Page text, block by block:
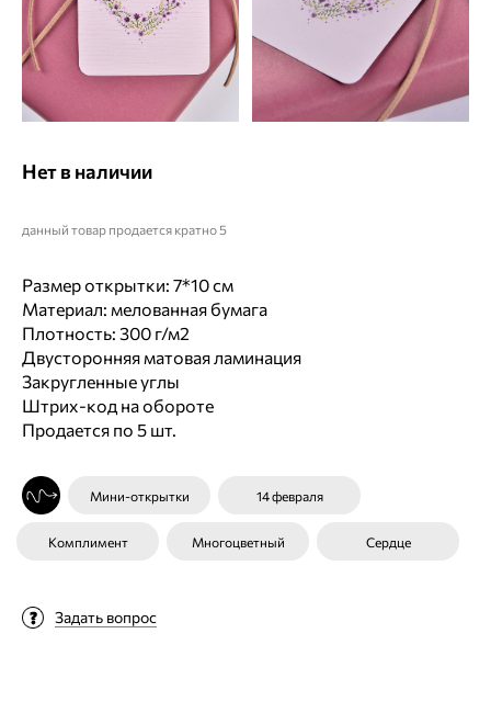
Нет в наличии
данный товар продается кратно 5
Размер открытки: 7*10 см
Материал: мелованная бумага
Плотность: 300 г/м2
Двусторонняя матовая ламинация
Закругленные углы
Штрих-код на обороте
Продается по 5 шт.
Мини-открытки 14 февраля
Комплимент Многоцветный Сердце
Задать вопрос